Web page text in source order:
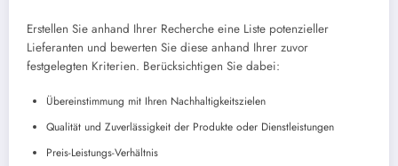
Erstellen Sie anhand Ihrer Recherche eine Liste potenzieller
Lieferanten und bewerten Sie diese anhand Ihrer zuvor
festgelegten Kriterien. Berücksichtigen Sie dabei:
Übereinstimmung mit Ihren Nachhaltigkeitszielen
Qualität und Zuverlässigkeit der Produkte oder Dienstleistungen
Preis-Leistungs-Verhältnis